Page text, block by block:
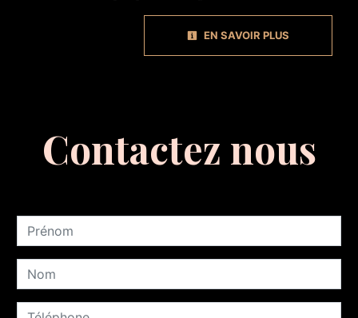
EN SAVOIR PLUS
Contactez nous